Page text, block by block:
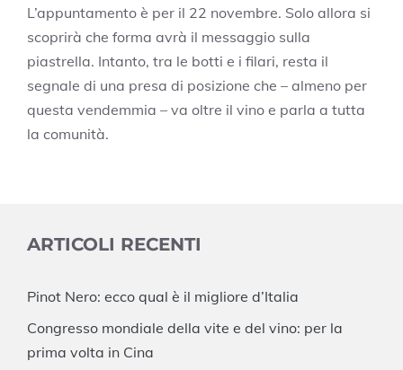
L’appuntamento è per il 22 novembre. Solo allora si
scoprirà che forma avrà il messaggio sulla
piastrella. Intanto, tra le botti e i filari, resta il
segnale di una presa di posizione che – almeno per
questa vendemmia – va oltre il vino e parla a tutta
la comunità.
ARTICOLI RECENTI
Pinot Nero: ecco qual è il migliore d’Italia
Congresso mondiale della vite e del vino: per la
prima volta in Cina